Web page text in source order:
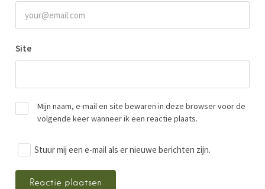
Site
Mijn naam, e-mail en site bewaren in deze browser voor de
volgende keer wanneer ik een reactie plaats.
Stuur mij een e-mail als er nieuwe berichten zijn.